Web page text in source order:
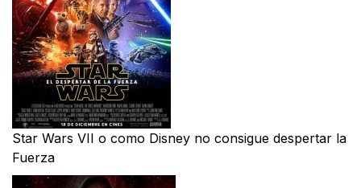
Star Wars VII o como Disney no consigue despertar la
Fuerza